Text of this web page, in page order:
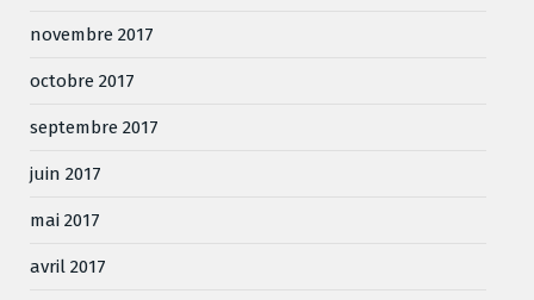
novembre 2017
octobre 2017
septembre 2017
juin 2017
mai 2017
avril 2017